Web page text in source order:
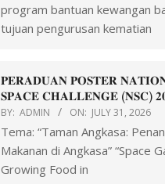
program bantuan kewangan
tujuan pengurusan kematian
𝐏𝐄𝐑𝐀𝐃𝐔𝐀𝐍 𝐏𝐎𝐒𝐓𝐄𝐑
𝐒𝐏𝐀𝐂𝐄 𝐂𝐇𝐀𝐋𝐋𝐄𝐍𝐆𝐄 (𝐍𝐒𝐂)
BY: ADMIN ON: JULY 31, 2026
Tema: “Taman Angkasa:
Makanan di Angkasa” “Space
Growing Food in